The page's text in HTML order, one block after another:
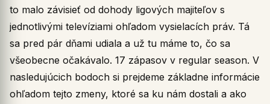
to malo závisieť od dohody ligových majiteľov s
jednotlivými televíziami ohľadom vysielacích práv. Tá
sa pred pár dňami udiala a už tu máme to, čo sa
všeobecne očakávalo. 17 zápasov v regular season. V
nasledujúcich bodoch si prejdeme základne informácie
ohľadom tejto zmeny, ktoré sa ku nám dostali a ako